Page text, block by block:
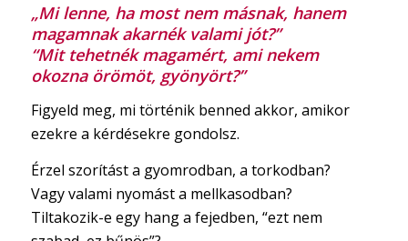
„Mi lenne, ha most nem másnak, hanem
magamnak akarnék valami jót?”
“Mit tehetnék magamért, ami nekem
okozna örömöt, gyönyört?”
Figyeld meg, mi történik benned akkor, amikor
ezekre a kérdésekre gondolsz.
Érzel szorítást a gyomrodban, a torkodban?
Vagy valami nyomást a mellkasodban?
Tiltakozik-e egy hang a fejedben, “ezt nem